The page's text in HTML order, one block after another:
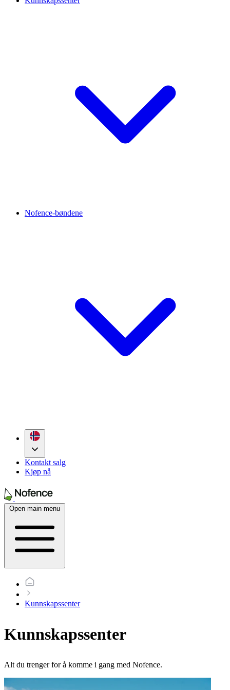
Nofence-bøndene
Kontakt salg
Kjøp nå
Open main menu
Kunnskapssenter
Kunnskapssenter
Alt du trenger for å komme i gang med Nofence.